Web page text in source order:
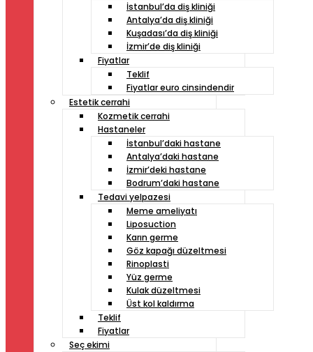
İstanbul’da diş kliniği
Antalya’da diş kliniği
Kuşadası’da diş kliniği
İzmir’de diş kliniği
Fiyatlar
Teklif
Fiyatlar euro cinsindendir
Estetik cerrahi
Kozmetik cerrahi
Hastaneler
İstanbul’daki hastane
Antalya’daki hastane
İzmir’deki hastane
Bodrum’daki hastane
Tedavi yelpazesi
Meme ameliyatı
Liposuction
Karın germe
Göz kapağı düzeltmesi
Rinoplasti
Yüz germe
Kulak düzeltmesi
Üst kol kaldırma
Teklif
Fiyatlar
Seç ekimi